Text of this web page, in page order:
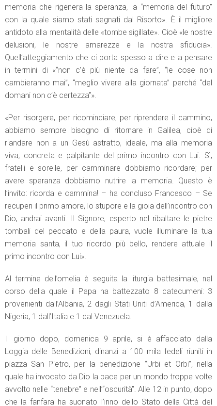
memoria che rigenera la speranza, la “memoria del futuro”
con la quale siamo stati segnati dal Risorto». È il migliore
antidoto alla mentalità delle «tombe sigillate». Cioè «le nostre
delusioni, le nostre amarezze e la nostra sfiducia».
Quell’atteggiamento che ci porta spesso a dire e a pensare
in termini di «“non c’è più niente da fare”, “le cose non
cambieranno mai”, “meglio vivere alla giornata” perché “del
domani non c’è certezza”».
«Per risorgere, per ricominciare, per riprendere il cammino,
abbiamo sempre bisogno di ritornare in Galilea, cioè di
riandare non a un Gesù astratto, ideale, ma alla memoria
viva, concreta e palpitante del primo incontro con Lui. Sì,
fratelli e sorelle, per camminare dobbiamo ricordare; per
avere speranza dobbiamo nutrire la memoria. Questo è
l’invito: ricorda e cammina! – ha concluso Francesco – Se
recuperi il primo amore, lo stupore e la gioia dell’incontro con
Dio, andrai avanti. Il Signore, esperto nel ribaltare le pietre
tombali del peccato e della paura, vuole illuminare la tua
memoria santa, il tuo ricordo più bello, rendere attuale il
primo incontro con Lui».
Al termine dell’omelia è seguita la liturgia battesimale, nel
corso della quale il Papa ha battezzato 8 catecumeni: 3
provenienti dall’Albania, 2 dagli Stati Uniti d’America, 1 dalla
Nigeria, 1 dall’Italia e 1 dal Venezuela.
Il giorno dopo, domenica 9 aprile, si è affacciato dalla
Loggia delle Benedizioni, dinanzi a 100 mila fedeli riuniti in
piazza San Pietro, per la benedizione “Urbi et Orbi”, nella
quale ha invocato da Dio la pace per un mondo troppe volte
avvolto nelle “tenebre” e nell’“oscurità”. Alle 12 in punto, dopo
che la fanfara ha suonato l’inno dello Stato della Città del